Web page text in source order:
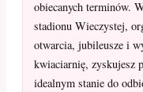
obiecanych terminów.
stadionu Wieczystej,
otwarcia, jubileusze i
kwiaciarnię, zyskujesz
idealnym stanie do